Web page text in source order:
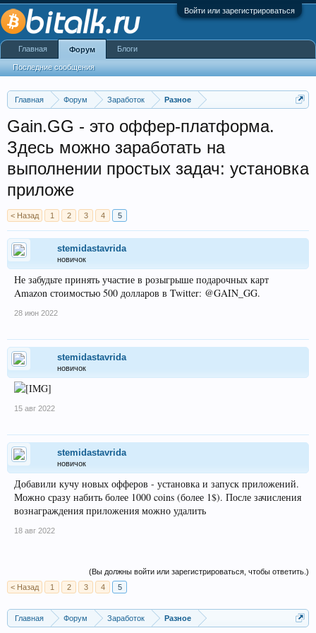
Войти или зарегистрироваться
Главная Форум Заработок Разное
Gain.GG - это оффер-платформа.
Здесь можно заработать на
выполнении простых задач: установка
приложе
< Назад 1 2 3 4 5
stemidastavrida
новичок
Не забудьте принять участие в розыгрыше подарочных карт
Amazon стоимостью 500 долларов в Twitter: @GAIN_GG.
28 июн 2022
stemidastavrida
новичок
15 авг 2022
stemidastavrida
новичок
Добавили кучу новых офферов - установка и запуск приложений.
Можно сразу набить более 1000 coins (более 1$). После зачисления
вознаграждения приложения можно удалить
18 авг 2022
(Вы должны войти или зарегистрироваться, чтобы ответить.)
< Назад
1 2 3 4 5
Главная Форум Заработок Разное
Главная Форум
Последние сообщения
Блоги